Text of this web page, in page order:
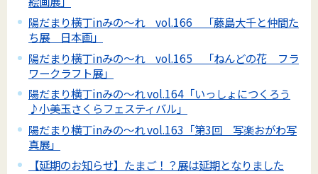
陽だまり横丁inみの～れ vol.166 「藤島大千と仲間た
ち展 日本画」
陽だまり横丁inみの～れ vol.165 「ねんどの花 フラ
ワークラフト展」
陽だまり横丁inみの～れ vol.164「いっしょにつくろう
♪小美玉さくらフェスティバル」
陽だまり横丁inみの～れ vol.163「第3回 写楽おがわ写
真展」
【延期のお知らせ】たまご！？展は延期となりました